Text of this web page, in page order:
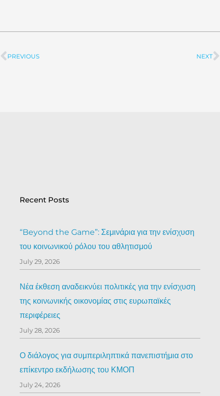
Prev
PREVIOUS NEXT
Recent Posts
“Beyond the Game”: Σεμινάρια για την ενίσχυση
του κοινωνικού ρόλου του αθλητισμού
July 29, 2026
Νέα έκθεση αναδεικνύει πολιτικές για την ενίσχυση
της κοινωνικής οικονομίας στις ευρωπαϊκές
περιφέρειες
July 28, 2026
Ο διάλογος για συμπεριληπτικά πανεπιστήμια στο
επίκεντρο εκδήλωσης του ΚΜΟΠ
July 24, 2026